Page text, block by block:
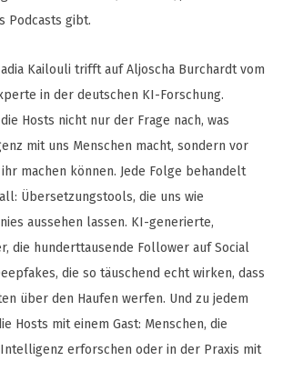
Podcasts gibt.
Kailouli trifft auf Aljoscha Burchardt vom
in der deutschen KI-Forschung.
Hosts nicht nur der Frage nach, was
mit uns Menschen macht, sondern vor
machen können. Jede Folge behandelt
Übersetzungstools, die uns wie
aussehen lassen. KI-generierte,
die hunderttausende Follower auf Social
die so täuschend echt wirken, dass
über den Haufen werfen. Und zu jedem
Hosts mit einem Gast: Menschen, die
erforschen oder in der Praxis mit